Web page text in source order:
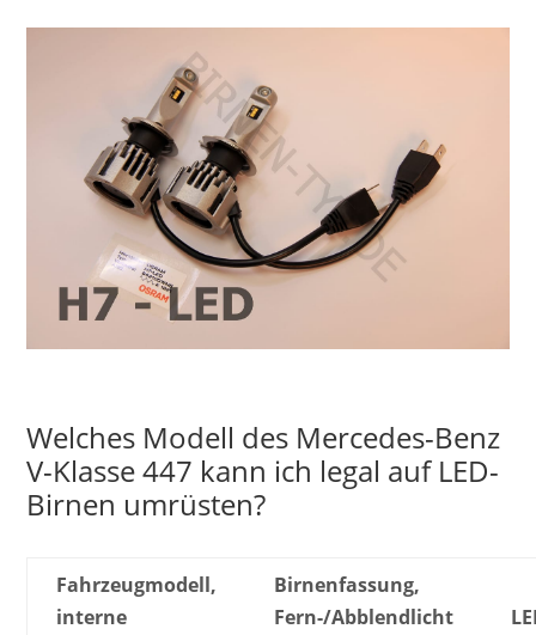
Welches Modell des Mercedes-Benz
V-Klasse 447 kann ich legal auf LED-
Birnen umrüsten?
Fahrzeugmodell,
interne
Birnenfassung,
Fern-/Abblendlicht